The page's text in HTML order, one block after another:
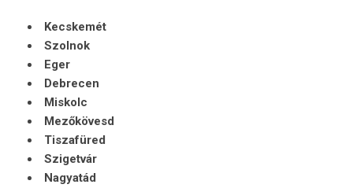
Kecskemét
Szolnok
Eger
Debrecen
Miskolc
Mezőkövesd
Tiszafüred
Szigetvár
Nagyatád